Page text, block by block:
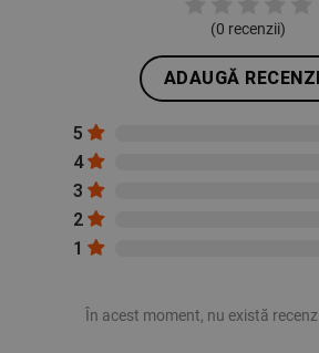
(0 recenzii)
ADAUGĂ
5
4
3
2
1
În acest moment, nu există